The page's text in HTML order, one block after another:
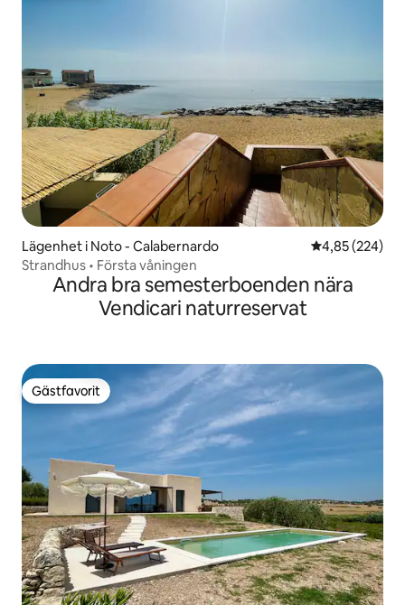
Lägenhet i Noto - Calabernardo 4,85 av 5 i
4,85 (224)
Strandhus • Första våningen
Andra bra semesterboenden nära
Vendicari naturreservat
Gästfavorit
Gästfavorit